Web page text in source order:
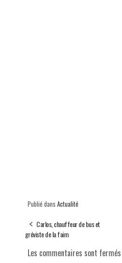
Publié dans Actualité
Carlos, chauffeur de bus et
gréviste de la faim
Les commentaires sont fermés